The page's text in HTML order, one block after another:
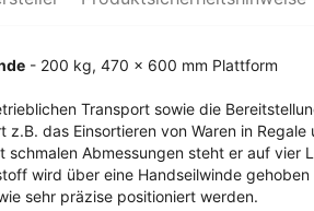
- 200 kg, 470 x 600 mm Plattform
Transport sowie die
das Einsortieren von Waren in
Abmessungen steht er auf vier
wird über eine Handseilwinde
sehr präzise positioniert werden.